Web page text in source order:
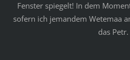
Fenster spiegelt! In dem
sofern ich jemandem Wetemaa
das Petr.